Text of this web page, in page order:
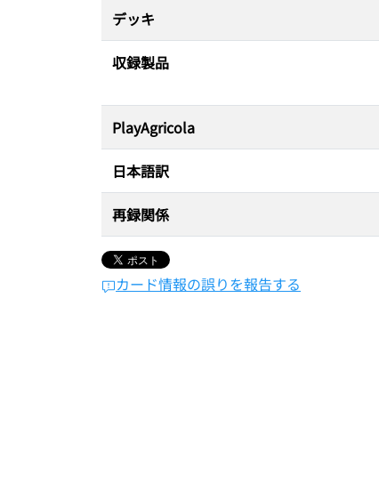
デッキ
収録製品
PlayAgricola
日本語訳
再録関係
カード情報の誤りを報告する